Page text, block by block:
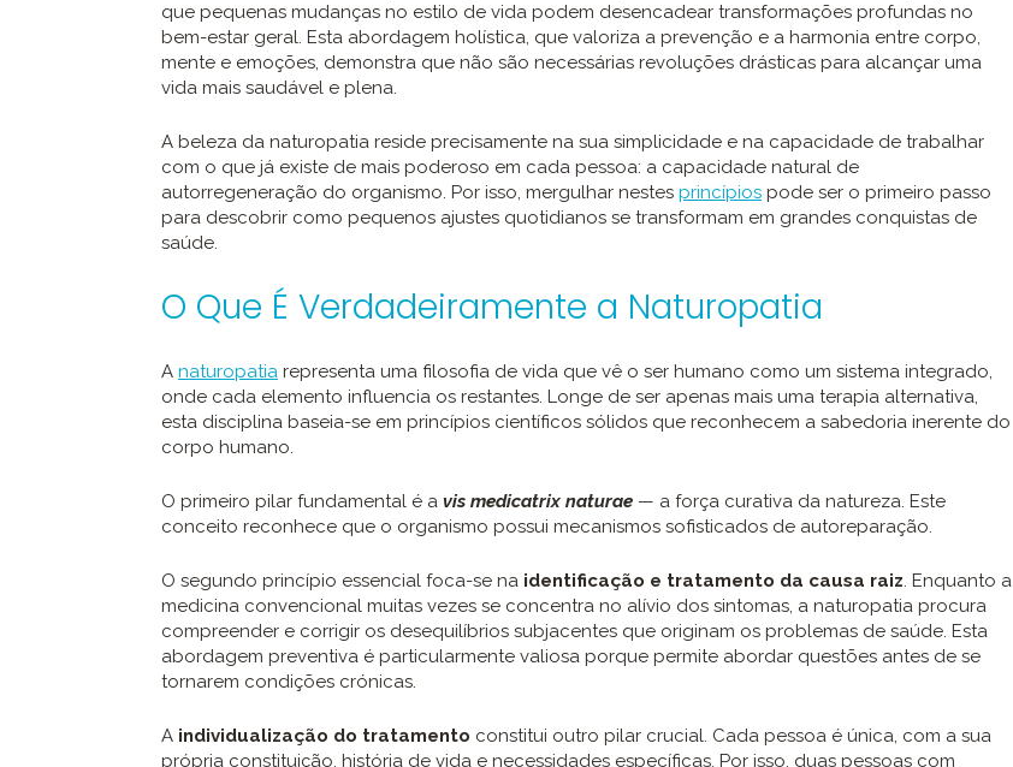
que pequenas mudanças no estilo de vida podem desencadear transformações profundas no
bem-estar geral. Esta abordagem holística, que valoriza a prevenção e a harmonia entre corpo,
mente e emoções, demonstra que não são necessárias revoluções drásticas para alcançar uma
vida mais saudável e plena.
A beleza da naturopatia reside precisamente na sua simplicidade e na capacidade de trabalhar
com o que já existe de mais poderoso em cada pessoa: a capacidade natural de
autorregeneração do organismo. Por isso, mergulhar nestes princípios pode ser o primeiro passo
para descobrir como pequenos ajustes quotidianos se transformam em grandes conquistas de
saúde.
O Que É Verdadeiramente a Naturopatia
A naturopatia representa uma filosofia de vida que vê o ser humano como um sistema integrado,
onde cada elemento influencia os restantes. Longe de ser apenas mais uma terapia alternativa,
esta disciplina baseia-se em princípios científicos sólidos que reconhecem a sabedoria inerente do
corpo humano.
O primeiro pilar fundamental é a vis medicatrix naturae — a força curativa da natureza. Este
conceito reconhece que o organismo possui mecanismos sofisticados de autoreparação.
O segundo princípio essencial foca-se na identificação e tratamento da causa raiz. Enquanto a
medicina convencional muitas vezes se concentra no alívio dos sintomas, a naturopatia procura
compreender e corrigir os desequilíbrios subjacentes que originam os problemas de saúde. Esta
abordagem preventiva é particularmente valiosa porque permite abordar questões antes de se
tornarem condições crónicas.
A individualização do tratamento constitui outro pilar crucial. Cada pessoa é única, com a sua
própria constituição, história de vida e necessidades específicas. Por isso, duas pessoas com